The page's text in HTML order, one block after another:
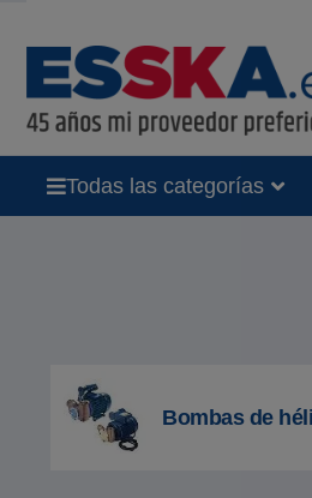
Todas las categorías
Bombas de